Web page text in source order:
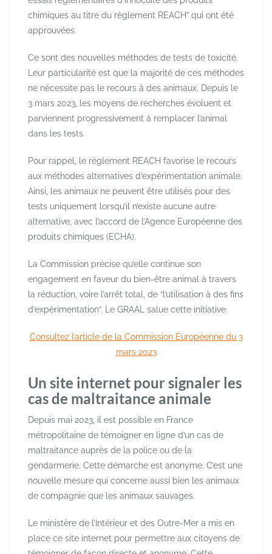
chimiques au titre du règlement REACH” qui ont été
approuvées.
Ce sont des nouvelles méthodes de tests de toxicité.
Leur particularité est que la majorité de ces méthodes
ne nécessite pas le recours à des animaux. Depuis le
3 mars 2023, les moyens de recherches évoluent et
parviennent progressivement à remplacer l’animal
dans les tests.
Pour rappel, le règlement REACH favorise le recours
aux méthodes alternatives d’expérimentation animale.
Ainsi, les animaux ne peuvent être utilisés pour des
tests uniquement lorsqu’il n’existe aucune autre
alternative, avec l’accord de l’Agence Européenne des
produits chimiques (ECHA).
La Commission précise qu’elle continue son
engagement en faveur du bien-être animal à travers
la réduction, voire l’arrêt total, de “l’utilisation à des fins
d’expérimentation”. Le GRAAL salue cette initiative.
Consultez l’article de la Commission Européenne du 3
mars 2023
Un site internet pour signaler les
cas de maltraitance animale
Depuis mai 2023, il est possible en France
métropolitaine de témoigner en ligne d’un cas de
maltraitance auprès de la police ou de la
gendarmerie. Cette démarche est anonyme. C’est une
nouvelle mesure qui concerne aussi bien les animaux
de compagnie que les animaux sauvages.
Le ministère de l’Intérieur et des Outre-Mer a mis en
place ce site internet pour permettre aux citoyens de